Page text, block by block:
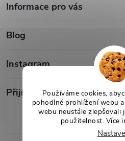
Používáme cookies,
pohodlné prohlížení webu
webu neustále zlepšovali
použitelnost. Více
á
p
a
Informace pro vás
Blog
Instagram
Přijímáme online platby